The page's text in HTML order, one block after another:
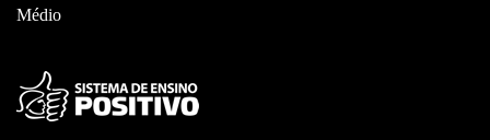
Médio